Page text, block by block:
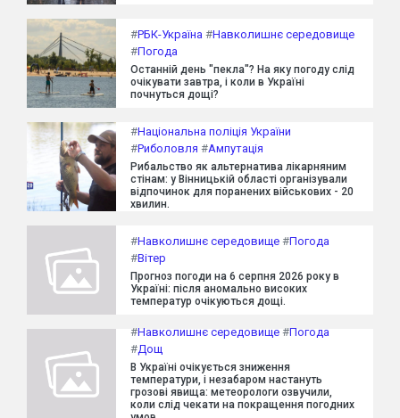
#РБК-Україна #Навколишнє середовище
#Погода
Останній день "пекла"? На яку погоду слід
очікувати завтра, і коли в Україні
почнуться дощі?
#Національна поліція України
#Риболовля #Ампутація
Рибальство як альтернатива лікарняним
стінам: у Вінницькій області організували
відпочинок для поранених військових - 20
хвилин.
#Навколишнє середовище #Погода
#Вітер
Прогноз погоди на 6 серпня 2026 року в
Україні: після аномально високих
температур очікуються дощі.
#Навколишнє середовище #Погода
#Дощ
В Україні очікується зниження
температури, і незабаром настануть
грозові явища: метеорологи озвучили,
коли слід чекати на покращення погодних